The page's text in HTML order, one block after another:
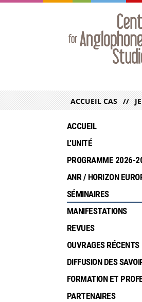
ACCUEIL CAS
ACCUEIL
L'UNITÉ
PROGRAMME 2026-
ANR / HORIZON
SÉMINAIRES
MANIFESTATIONS
REVUES
OUVRAGES RÉCENTS
DIFFUSION DES
FORMATION ET
PARTENAIRES